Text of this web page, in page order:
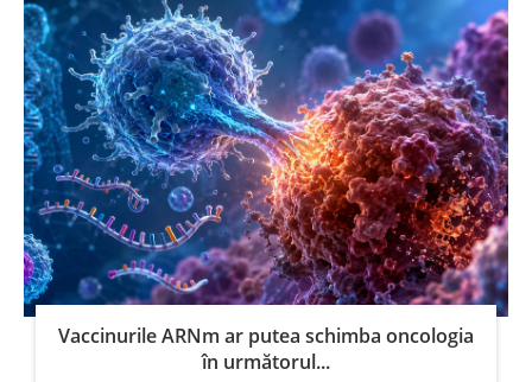
Vaccinurile ARNm ar putea schimba oncologia
în următorul...